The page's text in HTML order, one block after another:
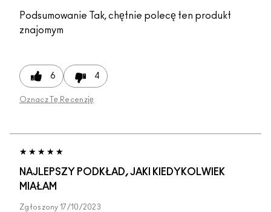
Podsumowanie Tak, chętnie polecę ten produkt
znajomym
6 4
Oznacz Tę Recenzję
NAJLEPSZY PODKŁAD, JAKI KIEDYKOLWIEK
MIAŁAM
Zgłoszony 17/10/2023